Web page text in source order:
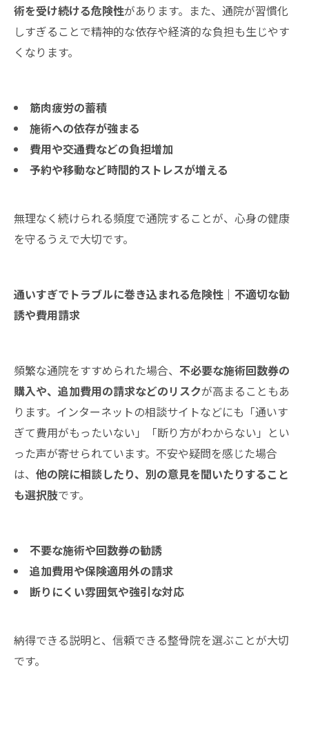
術を受け続ける危険性があります。また、通院が習慣化
しすぎることで精神的な依存や経済的な負担も生じやす
くなります。
筋肉疲労の蓄積
施術への依存が強まる
費用や交通費などの負担増加
予約や移動など時間的ストレスが増える
無理なく続けられる頻度で通院することが、心身の健康
を守るうえで大切です。
通いすぎでトラブルに巻き込まれる危険性｜不適切な勧
誘や費用請求
頻繁な通院をすすめられた場合、 不必要な施術回数券の
購入や、追加費用の請求などのリスクが高まることもあ
ります。インターネットの相談サイトなどにも「通いす
ぎて費用がもったいない」「断り方がわからない」とい
った声が寄せられています。不安や疑問を感じた場合
は、 他の院に相談したり、別の意見を聞いたりすること
も選択肢です。
不要な施術や回数券の勧誘
追加費用や保険適用外の請求
断りにくい雰囲気や強引な対応
納得できる説明と、信頼できる整骨院を選ぶことが大切
です。